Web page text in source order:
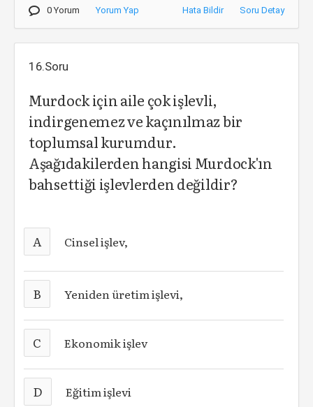
0 Yorum Yorum Yap Hata Bildir Soru Detay
16.Soru
Murdock için aile çok işlevli,
indirgenemez ve kaçınılmaz bir
toplumsal kurumdur.
Aşağıdakilerden hangisi Murdock'ın
bahsettiği işlevlerden değildir?
A Cinsel işlev,
B Yeniden üretim işlevi,
C Ekonomik işlev
D Eğitim işlevi